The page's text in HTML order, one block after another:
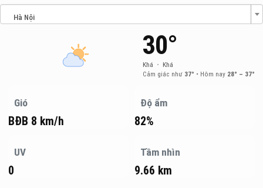
Hà Nội
30°
Khá • Khá
Cảm giác như 37° • Hôm nay 28° – 37°
Gió
BĐB 8 km/h
Độ ẩm
82%
UV
0
Tầm nhìn
9.66 km